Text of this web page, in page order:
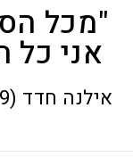
"מכל
אני כל